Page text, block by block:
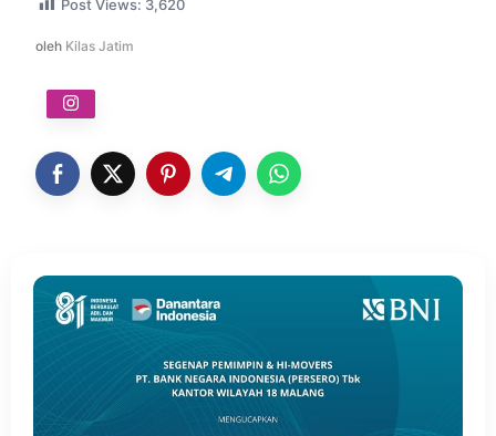
Post Views: 3,620
oleh Kilas Jatim